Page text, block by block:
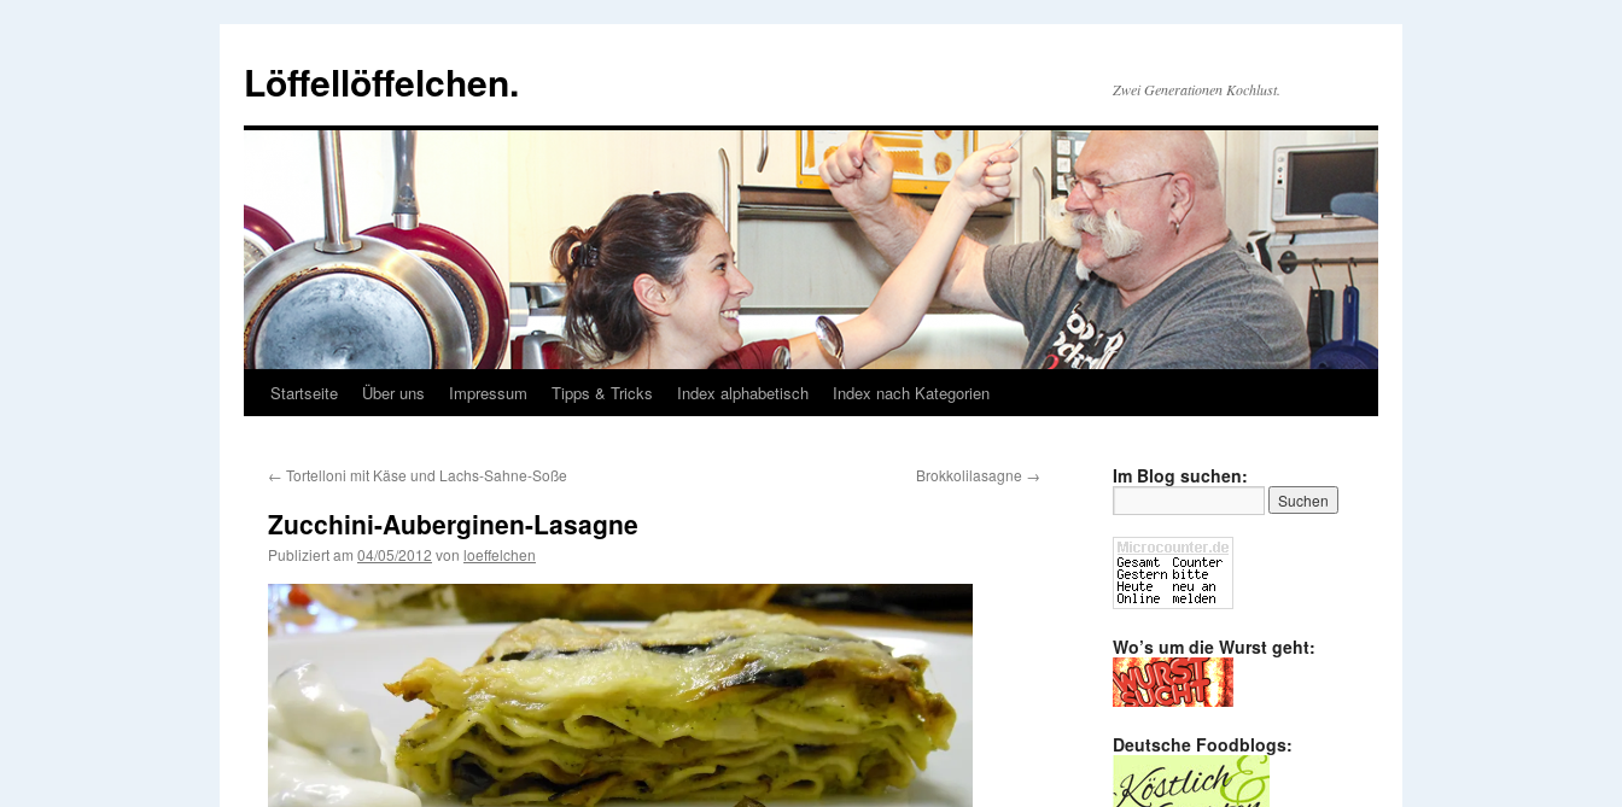
Löffellöffelchen. Zwei Generationen Kochlust.
Startseite Über uns Impressum Tipps & Tricks Index alphabetisch Index nach Kategorien
← Tortelloni mit Käse und Lachs-Sahne-Soße Brokkolilasagne →
Zucchini-Auberginen-Lasagne
Publiziert am 04/05/2012 von loeffelchen
Im Blog suchen:
Wo’s um die Wurst geht:
Deutsche Foodblogs: